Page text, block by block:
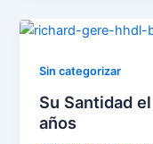
Sin categorizar
Su Santidad
años